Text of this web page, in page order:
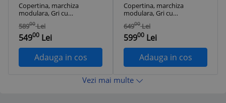
Copertina, marchiza
modulara, Gri cu
Policarbonat
Transparent, 360 x
100 cm
58900 Lei
54900 Lei
Adauga in cos
Copertina, marchiza
modulara, Gri cu
Policarbonat
Transparent, 240 x
120 cm
64900 Lei
59900 Lei
Adauga in cos
Vezi mai multe